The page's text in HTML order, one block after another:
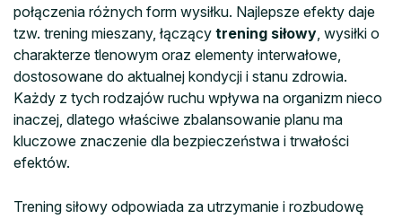
połączenia różnych form wysiłku. Najlepsze efekty daje
tzw. trening mieszany, łączący trening siłowy , wysiłki o
charakterze tlenowym oraz elementy interwałowe,
dostosowane do aktualnej kondycji i stanu zdrowia.
Każdy z tych rodzajów ruchu wpływa na organizm nieco
inaczej, dlatego właściwe zbalansowanie planu ma
kluczowe znaczenie dla bezpieczeństwa i trwałości
efektów.
Trening siłowy odpowiada za utrzymanie i rozbudowę